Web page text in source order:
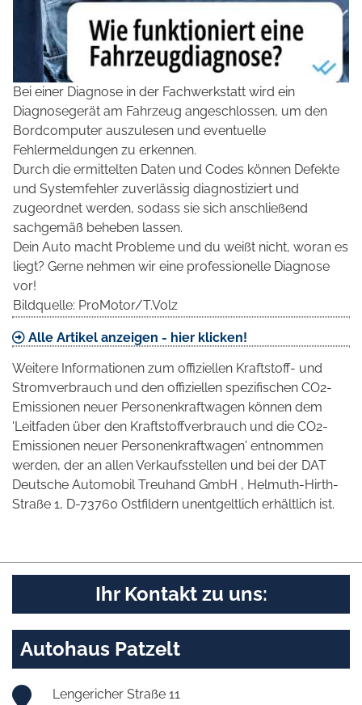
Bei einer Diagnose in der Fachwerkstatt wird ein
Diagnosegerät am Fahrzeug angeschlossen, um den
Bordcomputer auszulesen und eventuelle
Fehlermeldungen zu erkennen.
Durch die ermittelten Daten und Codes können Defekte
und Systemfehler zuverlässig diagnostiziert und
zugeordnet werden, sodass sie sich anschließend
sachgemäß beheben lassen.
Dein Auto macht Probleme und du weißt nicht, woran es
liegt? Gerne nehmen wir eine professionelle Diagnose
vor!
Bildquelle: ProMotor/T.Volz
Alle Artikel anzeigen - hier klicken!
Weitere Informationen zum offiziellen Kraftstoff- und
Stromverbrauch und den offiziellen spezifischen CO2-
Emissionen neuer Personenkraftwagen können dem
'Leitfaden über den Kraftstoffverbrauch und die CO2-
Emissionen neuer Personenkraftwagen' entnommen
werden, der an allen Verkaufsstellen und bei der DAT
Deutsche Automobil Treuhand GmbH , Helmuth-Hirth-
Straße 1, D-73760 Ostfildern unentgeltlich erhältlich ist.
Ihr Kontakt zu uns:
Autohaus Patzelt
Lengericher Straße 11